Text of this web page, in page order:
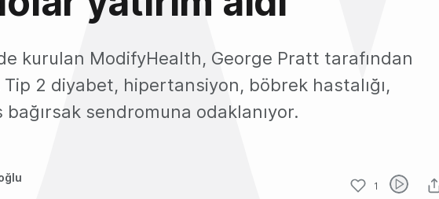
kurulan ModifyHealth, George Pratt tarafından
2 diyabet, hipertansiyon, böbrek hastalığı,
sendromuna odaklanıyor.
1